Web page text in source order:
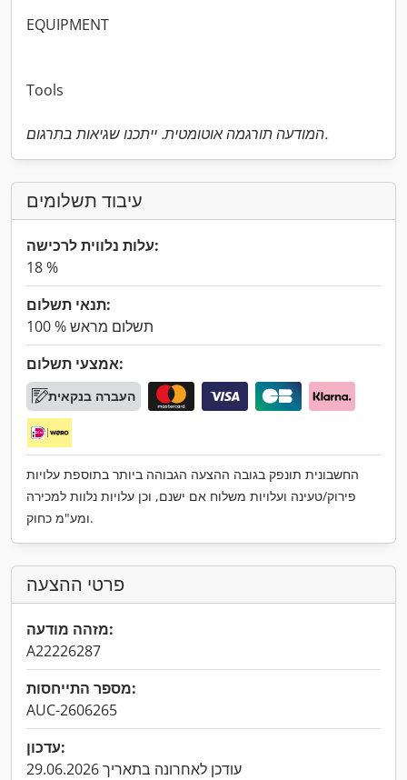
EQUIPMENT
Tools
המודעה תורגמה אוטומטית. ייתכנו שגיאות בתרגום.
עיבוד תשלומים
עלות נלווית לרכישה:
18 %
תנאי תשלום:
100 % תשלום מראש
אמצעי תשלום:
העברה בנקאית
החשבונית תונפק בגובה ההצעה הגבוהה ביותר בתוספת עלויות
פירוק/טעינה ועלויות משלוח אם ישנם, וכן עלויות נלוות למכירה
ומע"מ כחוק.
פרטי ההצעה
מזהה מודעה:
A22226287
מספר התייחסות:
AUC-2606265
עדכון:
עודכן לאחרונה בתאריך 29.06.2026